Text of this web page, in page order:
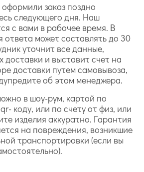
заказ поздно
следующего дня. Наш
с вами в рабочее время. В
ответа может составлять до 30
уточнит все данные,
доставки и выставит счет на
доставки путем самовывоза,
об этом менеджера.
в шоу-рум, картой по
коду, или по счету от физ, или
изделия аккуратно. Гарантия
на повреждения, возникшие
транспортировки (если вы